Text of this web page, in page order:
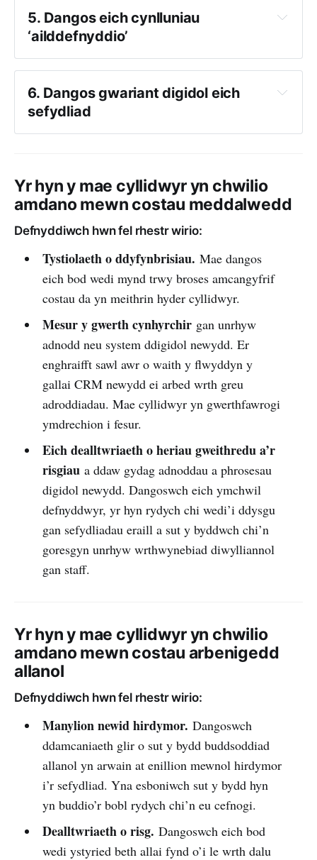
Cyllidebu ar Gyfer Digidol Rhan 1:
canllaw i 5 problem gyffredin
ffordd o ddefnyddio galwadau fideo fel
ysgrifennu nodiadau wythnosol
sut i
gychwyn gweithio’n agored.
5. Dangos eich cynlluniau
‘ailddefnyddio’
Yn bwriadu defnyddio eu harian mor
Ddim yn creu rhywbeth pwrpasol pan
fydd adnodd presennol yn gwneud y tro.
dros 60 o
Ganllawiau y gallwch eu copïo a’u hailddefnyddio
6. Dangos gwariant digidol eich
sefydliad
Pa ganran o’ch cyllideb ddigidol rydych
chi’n gofyn i gael ei hariannu
Eich lefel ymrwymiad a phrofiad o
fuddsoddi mewn digidol
Eich bod yn cymryd dull strategol i
ddigidol. Mae hyn yn cefnogi gweddill
naratif eich cynnig.
Yr hyn y mae cyllidwyr yn chwilio
amdano mewn costau meddalwedd
Defnyddiwch hwn fel rhestr wirio:
Tystiolaeth o ddyfynbrisiau. Mae dangos
eich bod wedi mynd trwy broses amcangyfrif
costau da yn meithrin hyder cyllidwyr.
Mesur y gwerth cynhyrchir gan unrhyw
adnodd neu system ddigidol newydd. Er
enghraifft sawl awr o waith y flwyddyn y
gallai CRM newydd ei arbed wrth greu
adroddiadau. Mae cyllidwyr yn gwerthfawrogi
ymdrechion i fesur.
Eich dealltwriaeth o heriau gweithredu a’r
risgiaua ddaw gydag adnoddau a phrosesau
digidol newydd. Dangoswch eich ymchwil
defnyddwyr, yr hyn rydych chi wedi’i ddysgu
gan sefydliadau eraill a sut y byddwch chi’n
goresgyn unrhyw wrthwynebiad diwylliannol
gan staff.
Yr hyn y mae cyllidwyr yn chwilio
amdano mewn costau arbenigedd
allanol
Defnyddiwch hwn fel rhestr wirio:
Manylion newid hirdymor. Dangoswch
ddamcaniaeth glir o sut y bydd buddsoddiad
allanol yn arwain at enillion mewnol hirdymor
i’r sefydliad. Yna esboniwch sut y bydd hyn
yn buddio’r bobl rydych chi’n eu cefnogi.
Dealltwriaeth o risg. Dangoswch eich bod
wedi ystyried beth allai fynd o’i le wrth dalu